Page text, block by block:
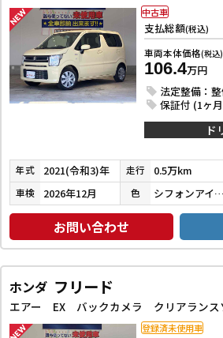
支払総額(税込)
車両本体価格(税込)
106.4万円
法定整備：
保証付 (1ヶ
中古車
ド
年式 2021(令和3)年 走行 0.5万km
車検 2026年12月 色 シフォンアイボリーメタリック
お問い合わせ
ホンダ フリード
登録済未使用車